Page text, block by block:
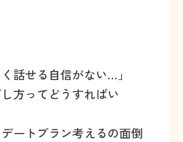
話せる自信がない…」
方ってどうすればい
デートプラン考えるの面倒